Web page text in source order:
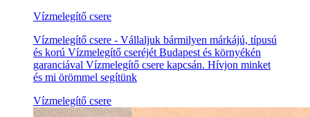
Vízmelegítő csere
Vízmelegítő csere - Vállaljuk bármilyen márkájú, típusú
és korú Vízmelegítő cseréjét Budapest és környékén
garanciával Vízmelegítő csere kapcsán. Hívjon minket
és mi örömmel segítünk
Vízmelegítő csere